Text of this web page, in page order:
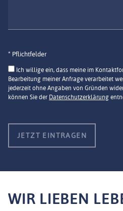
* Pflichtfelder
Ich willige ein, dass meine im
Bearbeitung meiner Anfrage verarbeitet
jederzeit ohne Angaben von Gründen
können Sie der Datenschutzerklärung
dieses
WIR LIEBEN